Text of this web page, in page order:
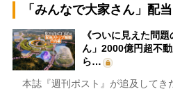
「みんなで大家さん」配
《ついに見えた問
ん」2000億円超不
ら…
本誌『週刊ポスト』が追及してき